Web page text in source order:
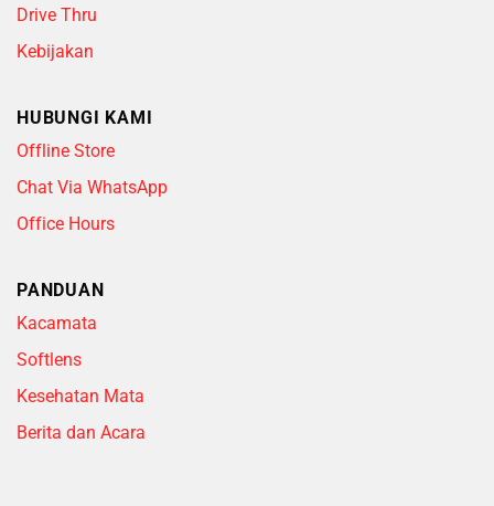
Drive Thru
Kebijakan
HUBUNGI KAMI
Offline Store
Chat Via WhatsApp
Office Hours
PANDUAN
Kacamata
Softlens
Kesehatan Mata
Berita dan Acara